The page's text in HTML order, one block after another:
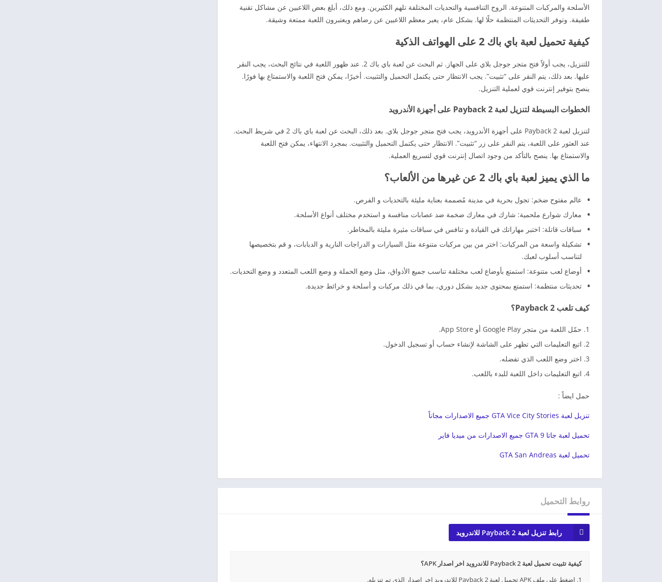
الأسلحة والمركبات المتنوعة. الروح التنافسية والتحديات المختلفة تلهم الكثيرين. ومع ذلك، أبلغ بعض اللاعبين عن مشاكل تقنية
طفيفة. وتوفر التحديثات المنتظمة حلًا لها. بشكل عام، يعبر معظم اللاعبين عن رضاهم ويعتبرون اللعبة ممتعة وشيقة.
كيفية تحميل لعبة باي باك 2 على الهواتف الذكية
للتنزيل، يجب أولاً فتح متجر جوجل بلاي على الجهاز. ثم البحث عن لعبة باي باك 2. عند ظهور اللعبة في نتائج البحث، يجب النقر
عليها. بعد ذلك، يتم النقر على “تثبيت”. يجب الانتظار حتى يكتمل التحميل والتثبيت. أخيرًا، يمكن فتح اللعبة والاستمتاع بها فورًا.
ينصح بتوفير إنترنت قوي لعملية التنزيل.
الخطوات البسيطة لتنزيل لعبة Payback 2 على أجهزة الأندرويد
لتنزيل لعبة Payback 2 على أجهزة الأندرويد، يجب فتح متجر جوجل بلاي. بعد ذلك، البحث عن لعبة باي باك 2 في شريط البحث.
عند العثور على اللعبة، يتم النقر على زر “تثبيت”. الانتظار حتى يكتمل التحميل والتثبيت. بمجرد الانتهاء، يمكن فتح اللعبة
والاستمتاع بها. ينصح بالتأكد من وجود اتصال إنترنت قوي لتسريع العملية.
ما الذي يميز لعبة باي باك 2 عن غيرها من الألعاب؟
عالم مفتوح ضخم: تجول بحرية في مدينة مُصممة بعناية مليئة بالتحديات و الفرص.
معارك شوارع ملحمية: شارك في معارك ضخمة ضد عصابات منافسة و استخدم مختلف أنواع الأسلحة.
سباقات قاتلة: اختبر مهاراتك في القيادة و تنافس في سباقات مثيرة مليئة بالمخاطر.
تشكيلة واسعة من المركبات: اختر من بين مركبات متنوعة مثل السيارات و الدراجات النارية و الدبابات، و قم بتخصيصها
لتناسب أسلوب لعبك.
أوضاع لعب متنوعة: استمتع بأوضاع لعب مختلفة تناسب جميع الأذواق، مثل وضع الحملة و وضع اللعب المتعدد و وضع التحديات.
تحديثات منتظمة: استمتع بمحتوى جديد بشكل دوري، بما في ذلك مركبات و أسلحة و خرائط جديدة.
كيف تلعب Payback 2؟
حمّل اللعبة من متجر Google Play أو App Store.
اتبع التعليمات التي تظهر على الشاشة لإنشاء حساب أو تسجيل الدخول.
اختر وضع اللعب الذي تفضله.
اتبع التعليمات داخل اللعبة للبدء باللعب.
حمل ايضاً :
تنزيل لعبة GTA Vice City Stories جميع الاصدارات مجاناً
تحميل لعبة جاتا 9 GTA جميع الاصدارات من ميديا فاير
تحميل لعبة GTA San Andreas
روابط التحميل
رابط تنزيل لعبة Payback 2 للاندرويد
كيفية تثبيت تحميل لعبة Payback 2 للاندرويد اخر اصدار APK؟
1. اضغط على ملف APK تحميل لعبة Payback 2 للاندرويد اخر اصدار الذي تم تنزيله.